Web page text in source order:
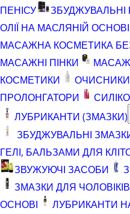
ПЕНІСУ
ЗБУДЖУВАЛЬНІ
ОЛІЇ НА МАСЛЯНІЙ ОСНОВІ
МАСАЖНА КОСМЕТИКА БЕЗ
МАСАЖНІ ПІНКИ
КОСМЕТИКИ
ОЧИСНИКИ
ПРОЛОНГАТОРИ
ЛУБРИКАНТИ (ЗМАЗКИ)
ЗБУДЖУВАЛЬНІ
ГЕЛІ, БАЛЬЗАМИ ДЛЯ
ЗВУЖУЮЧІ ЗАСОБИ
ЗМАЗКИ ДЛЯ ЧОЛОВІКІВ
ОСНОВІ
ЛУБРИКАНТИ